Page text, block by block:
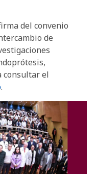
del convenio
de
consultar el
.